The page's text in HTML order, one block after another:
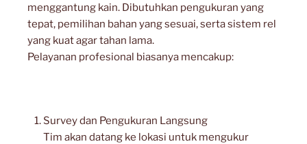
menggantung kain. Dibutuhkan pengukuran yang
tepat, pemilihan bahan yang sesuai, serta sistem rel
yang kuat agar tahan lama.
Pelayanan profesional biasanya mencakup:
Survey dan Pengukuran Langsung
Tim akan datang ke lokasi untuk mengukur